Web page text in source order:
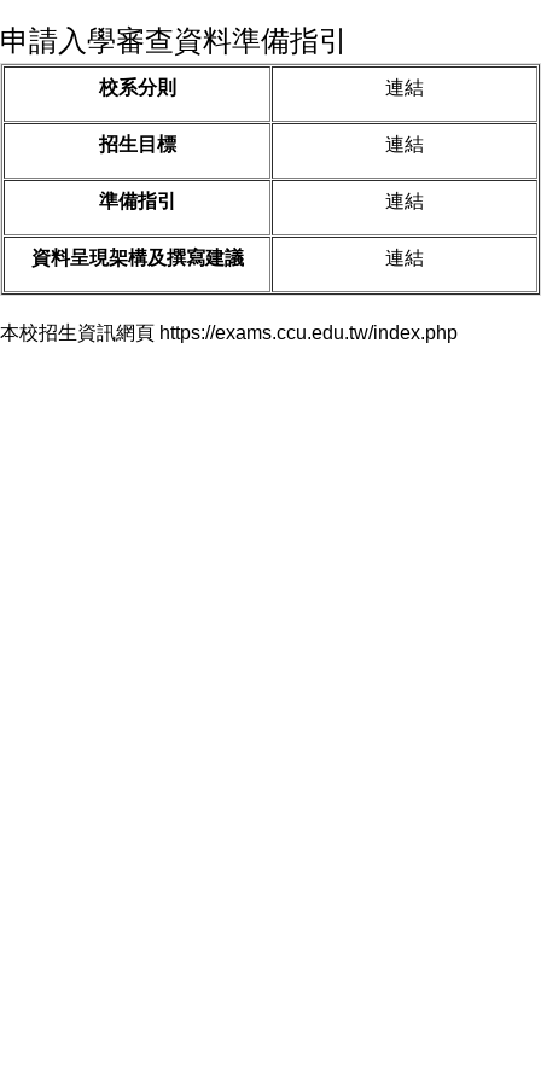
申請入學審查資料準備指引
校系分則 連結
招生目標 連結
準備指引 連結
資料呈現架構及撰寫建議 連結
本校招生資訊網頁 https://exams.ccu.edu.tw/index.php